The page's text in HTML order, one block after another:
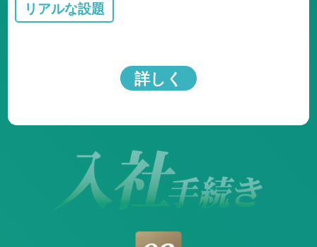
リアルな設題
詳しく